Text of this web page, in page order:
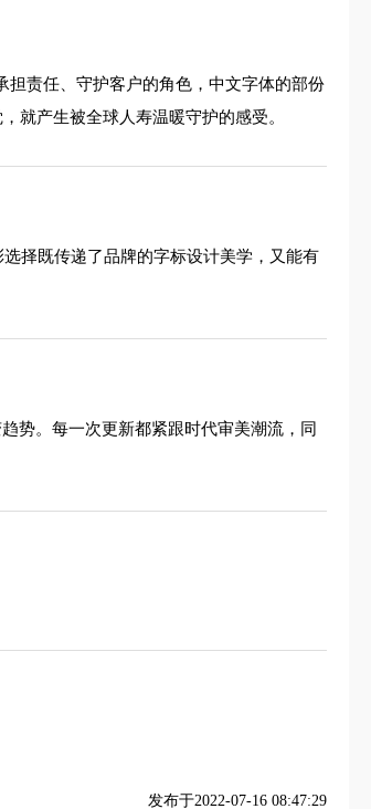
担责任、守护客户的角色，中文字体的部份
就产生被全球人寿温暖守护的感受。
择既传递了品牌的字标设计美学，又能有
势。每一次更新都紧跟时代审美潮流，同
发布于2022-07-16 08:47:29